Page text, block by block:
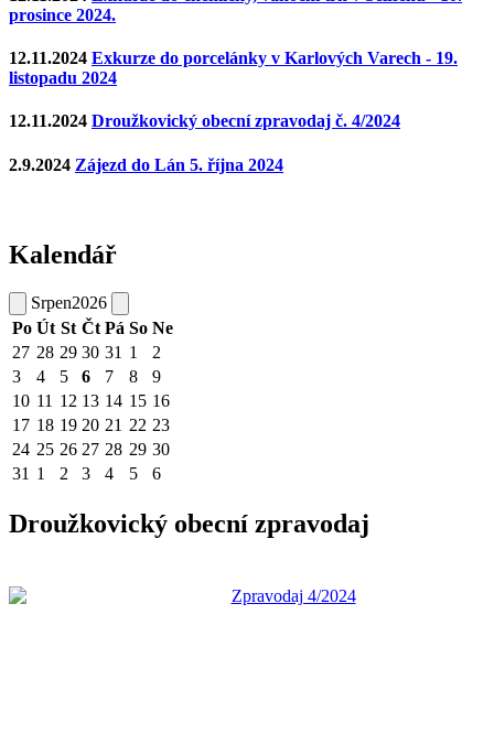
prosince 2024.
12.11.2024 Exkurze do porcelánky v Karlových Varech - 19.
listopadu 2024
12.11.2024 Droužkovický obecní zpravodaj č. 4/2024
2.9.2024 Zájezd do Lán 5. října 2024
Kalendář
Srpen2026
Po Út St Čt Pá So Ne
27 28 29 30 31 1
2
3
4 5 6 7 8
9
10 11 12 13 14 15 16
17 18 19 20 21 22 23
24 25 26 27 28 29 30
31 1 2 3 4 5 6
Droužkovický obecní zpravodaj